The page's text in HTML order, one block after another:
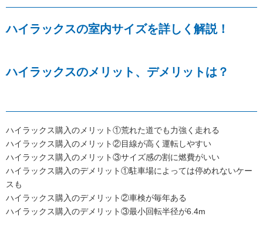
ハイラックスの室内サイズを詳しく解説！
ハイラックスのメリット、デメリットは？
ハイラックス購入のメリット①荒れた道でも力強く走れる
ハイラックス購入のメリット②目線が高く運転しやすい
ハイラックス購入のメリット③サイズ感の割に燃費がいい
ハイラックス購入のデメリット①駐車場によっては停めれないケー
スも
ハイラックス購入のデメリット②車検が毎年ある
ハイラックス購入のデメリット③最小回転半径が6.4m